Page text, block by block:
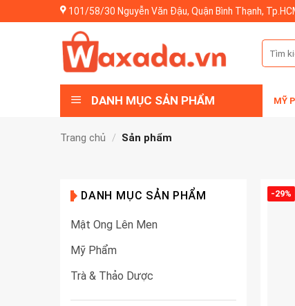
to
101/58/30 Nguyễn Văn Đậu, Quận Bình Thạnh,
Tìm
kiếm:
DANH MỤC SẢN PHẨM MỸ
Trang chủ / Sản phẩm
DANH MỤC SẢN PHẨM
Mật Ong Lên Men
Mỹ Phẩm
Trà & Thảo Dược
-29%